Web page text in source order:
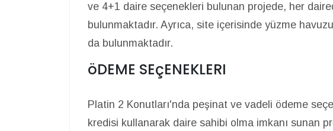
ve 4+1 daire seçenekleri bulunan projede, her
bulunmaktadır. Ayrıca, site içerisinde yüzme
da bulunmaktadır.
öDEME SEçENEKLERI
Platin 2 Konutları'nda peşinat ve vadeli ödeme
kredisi kullanarak daire sahibi olma imkanı sunan